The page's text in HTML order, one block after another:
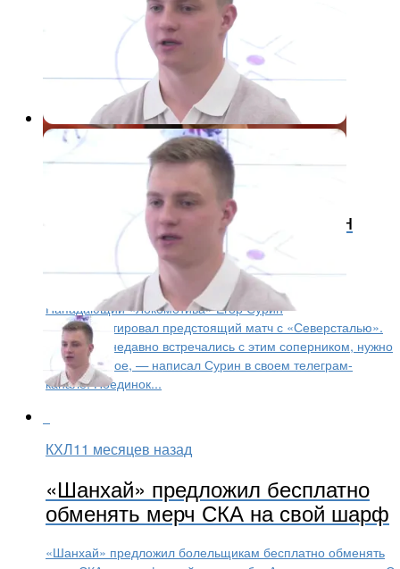
11 месяцев назад
«Нужно забирать свое»: Сурин
прокомментировал матч с
«Северсталью»
Нападающий «Локомотива» Егор Сурин
прокомментировал предстоящий матч с «Северсталью».
— Совсем недавно встречались с этим соперником, нужно
забирать свое, — написал Сурин в своем телеграм-
канале. Поединок...
КХЛ11 месяцев назад
«Шанхай» предложил бесплатно
обменять мерч СКА на свой шарф
«Шанхай» предложил болельщикам бесплатно обменять